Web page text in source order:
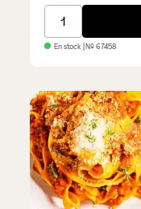
Tagliolini -
En stock | №67458